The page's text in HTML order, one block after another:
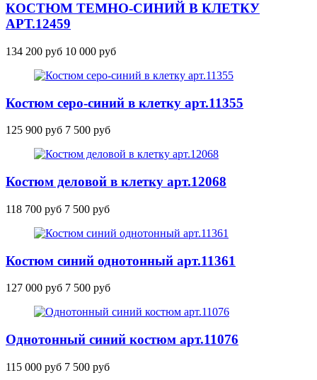
КОСТЮМ ТЕМНО-СИНИЙ В КЛЕТКУ
АРТ.12459
134 200 руб 10 000 руб
Костюм серо-синий в клетку арт.11355
125 900 руб 7 500 руб
Костюм деловой в клетку арт.12068
118 700 руб 7 500 руб
Костюм синий однотонный арт.11361
127 000 руб 7 500 руб
Однотонный синий костюм арт.11076
115 000 руб 7 500 руб